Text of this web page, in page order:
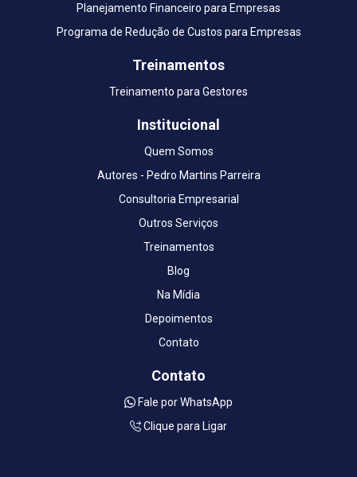
Planejamento Financeiro para Empresas
Programa de Redução de Custos para Empresas
Treinamentos
Treinamento para Gestores
Institucional
Quem Somos
Autores - Pedro Martins Parreira
Consultoria Empresarial
Outros Serviços
Treinamentos
Blog
Na Mídia
Depoimentos
Contato
Contato
Fale por WhatsApp
Clique para Ligar